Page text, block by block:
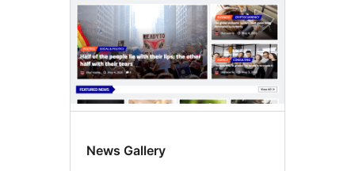
News Gallery